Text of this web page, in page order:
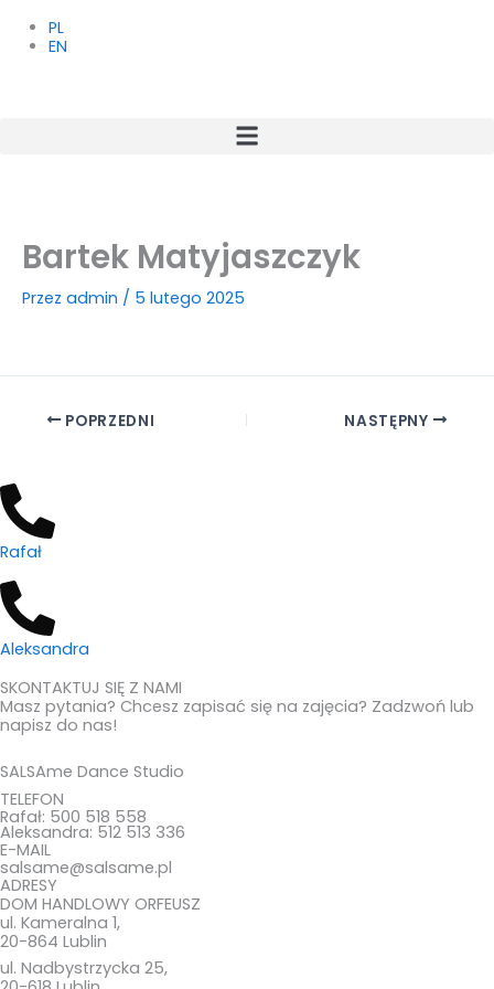
treści
PL
EN
Bartek Matyjaszczyk
Przez admin / 5 lutego 2025
POPRZEDNI NASTĘPNY
Rafał
Aleksandra
SKONTAKTUJ SIĘ Z NAMI
Masz pytania? Chcesz zapisać się na zajęcia? Zadzwoń lub
napisz do nas!
SALSAme Dance Studio
TELEFON
Rafał: 500 518 558
Aleksandra: 512 513 336
E-MAIL
salsame@salsame.pl
ADRESY
DOM HANDLOWY ORFEUSZ
ul. Kameralna 1,
20-864 Lublin
ul. Nadbystrzycka 25,